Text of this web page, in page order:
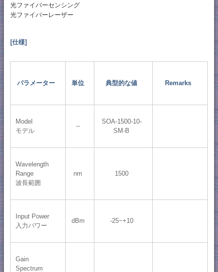
光ファイバーセンシング
光ファイバーレーザー
[仕様]
パラメーター 単位 典型的な値 Remarks
Model
モデル
--
SOA-1500-10-
SM-B
Wavelength
Range
波長範囲
nm 1500
Input Power
入力パワー
dBm -25~+10
Gain
Spectrum